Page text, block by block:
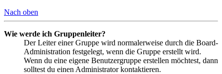
Nach oben
Wie werde ich Gruppenleiter?
Der Leiter einer Gruppe wird normalerweise durch die Board-
Administration festgelegt, wenn die Gruppe erstellt wird.
Wenn du eine eigene Benutzergruppe erstellen möchtest, dann
solltest du einen Administrator kontaktieren.